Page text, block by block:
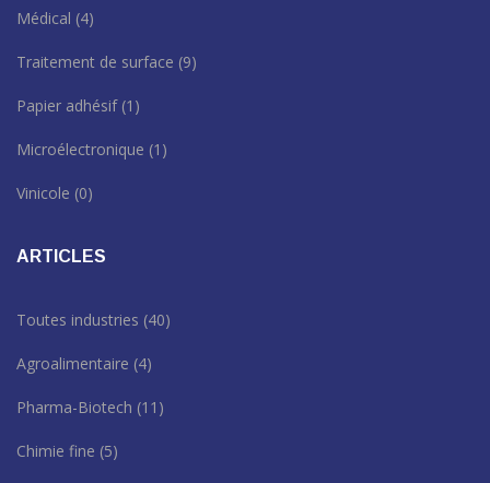
Médical (4)
Traitement de surface (9)
Papier adhésif (1)
Microélectronique (1)
Vinicole (0)
ARTICLES
Toutes industries (40)
Agroalimentaire (4)
Pharma-Biotech (11)
Chimie fine (5)